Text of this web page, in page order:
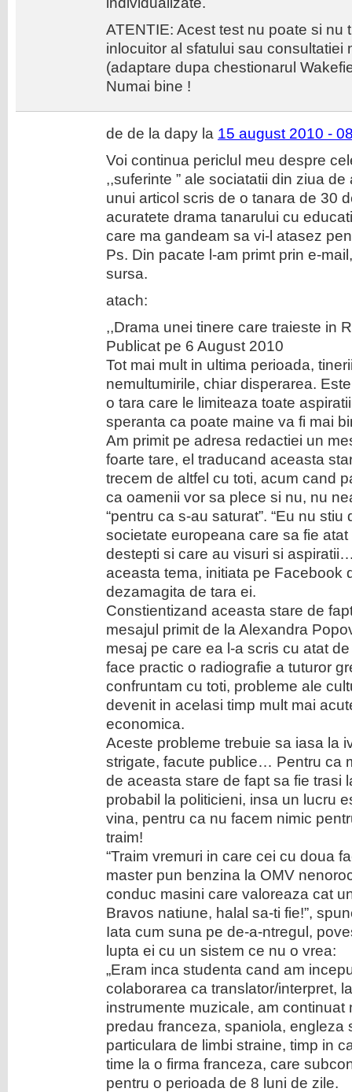
ATENTIE: Acest test nu poate si nu
inlocuitor al sfatului sau consultatiei
(adaptare dupa chestionarul
Numai bine !
de de la dapy la 15 august 2010 -
Voi continua periclul meu despre
,,suferinte ” ale sociatatii din ziua
unui articol scris de o tanara de 30
acuratete drama tanarului cu
care ma gandeam sa vi-l atasez
Ps. Din pacate l-am primt prin e-
sursa.
atach:
,,Drama unei tinere care traieste in
Publicat pe 6 August 2010
Tot mai mult in ultima perioada,
nemultumirile, chiar disperarea.
o tara care le limiteaza toate
speranta ca poate maine va fi mai
Am primit pe adresa redactiei un
foarte tare, el traducand aceasta
trecem de altfel cu toti, acum cand
ca oamenii vor sa plece si nu, nu
“pentru ca s-au saturat”. “Eu nu
societate europeana care sa fie
destepti si care au visuri si
aceasta tema, initiata pe Facebook
dezamagita de tara ei.
Constientizand aceasta stare de
mesajul primit de la Alexandra
mesaj pe care ea l-a scris cu atat
face practic o radiografie a tuturor
confruntam cu toti, probleme ale
devenit in acelasi timp mult mai
economica.
Aceste probleme trebuie sa iasa la
strigate, facute publice… Pentru ca
de aceasta stare de fapt sa fie trasi
probabil la politicieni, insa un lucru
vina, pentru ca nu facem nimic
traim!
“Traim vremuri in care cei cu doua
master pun benzina la OMV
conduc masini care valoreaza cat
Bravos natiune, halal sa-ti fie!”,
Iata cum suna pe de-a-ntregul,
lupta ei cu un sistem ce nu o vrea:
„Eram inca studenta cand am
colaborarea ca translator/interpret,
instrumente muzicale, am
predau franceza, spaniola, engleza
particulara de limbi straine, timp in
time la o firma franceza, care
pentru o perioada de 8 luni de zile.